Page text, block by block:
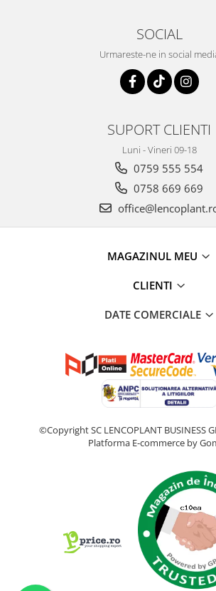
SOCIAL
Urmareste-ne in social
SUPORT CLIENTI
Luni - Vineri 09-18
0759 555 554
0758 669 669
MAGAZINUL MEU
CLIENTI
DATE COMERCIALE
©Copyright SC LENCOPLANT BUSINESS
Platforma E-commerce by